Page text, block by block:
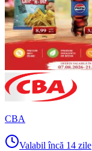
CBA
Valabil încă 14 zile